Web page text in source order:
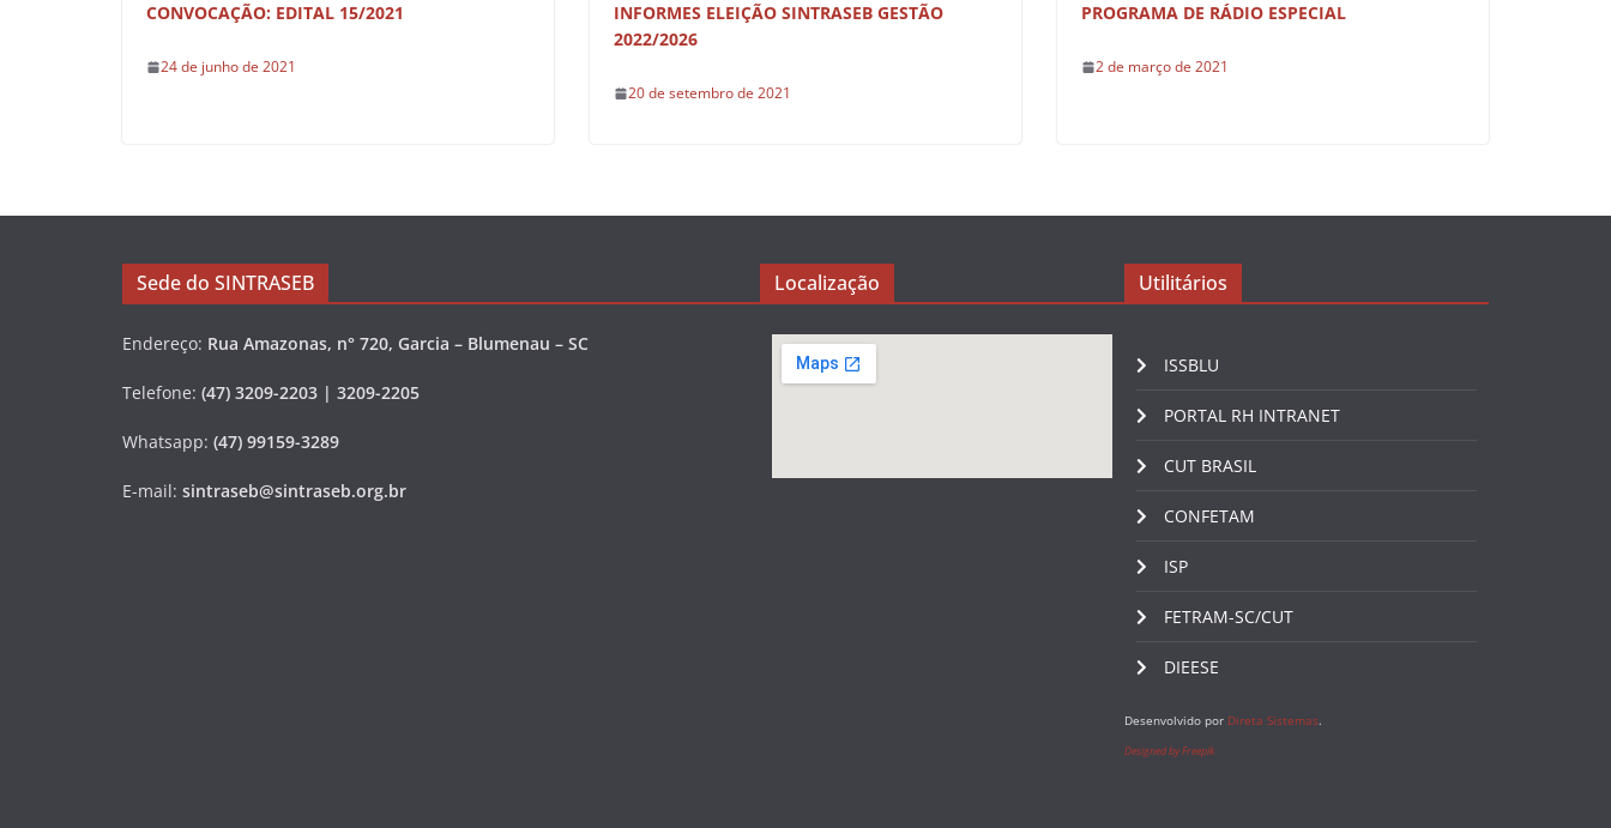
CONVOCAÇÃO: EDITAL 15/2021
24 de junho de 2021
INFORMES ELEIÇÃO SINTRASEB GESTÃO
2022/2026
20 de setembro de 2021
PROGRAMA DE RÁDIO ESPECIAL
2 de março de 2021
Sede do SINTRASEB
Endereço: Rua Amazonas, n° 720, Garcia – Blumenau – SC
Telefone: (47) 3209-2203 | 3209-2205
Whatsapp: (47) 99159-3289
E-mail: sintraseb@sintraseb.org.br
Localização Utilitários
ISSBLU
PORTAL RH INTRANET
CUT BRASIL
CONFETAM
ISP
FETRAM-SC/CUT
DIEESE
Desenvolvido por Direta Sistemas.
Designed by Freepik